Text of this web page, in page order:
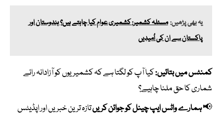
یہ بھی پڑھیں:مسئلہ کشمیر: کشمیری عوام کیا چاہتے ہیں؟ ہندوستان اور
پاکستان سے ان کی اُمیدیں
کمنٹس میں بتائیں:کیا آپ کو لگتا ہے کہ کشمیریوں کو آزادانہ رائے
شماری کا حق ملنا چاہیے؟
📢ہمارے واٹس ایپ چینل کو جوائن کریںتازہ ترین خبریں اور اپڈیٹس